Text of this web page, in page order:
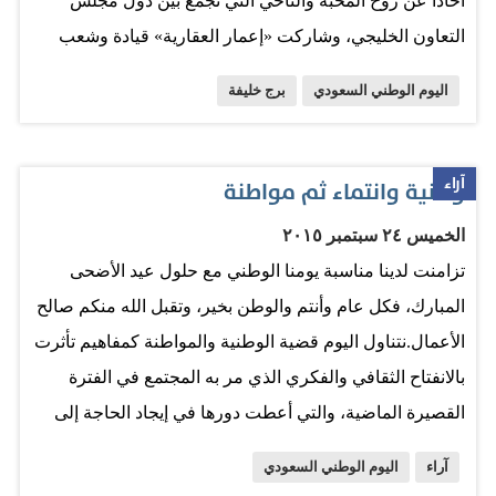
غنائية مجّانية ومميّزة في 22 و 23 سبتمبر الجاري في كل من
"سوق التنين 2 " و "سيتي ووك" ليتمكّن الجمهور من
الاستمتاع بسماع أشهر الأغاني…
التعاون الخليجي، وشاركت «إعمار العقارية» قيادة وشعب
200 طابق، منها 160 طابقاً مأهولاً بالسكان، وهو الأعلى من
اليوم الوطني السعودي برج خليفة
آراء
وطنية وانتماء ثم مواطنة
الخميس ٢٤ سبتمبر ٢٠١٥
تزامنت لدينا مناسبة يومنا الوطني مع حلول عيد الأضحى
المبارك، فكل عام وأنتم والوطن بخير، وتقبل الله منكم صالح
الأعمال.نتناول اليوم قضية الوطنية والمواطنة كمفاهيم تأثرت
بالانفتاح الثقافي والفكري الذي مر به المجتمع في الفترة
القصيرة الماضية، والتي أعطت دورها في إيجاد الحاجة إلى
آراء اليوم الوطني السعودي